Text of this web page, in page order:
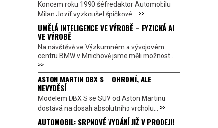
Koncem roku 1990 šéfredaktor Automobilu
Milan Jozíf vyzkoušel špičkové... >>
UMĚLÁ INTELIGENCE VE VÝROBĚ – FYZICKÁ AI
VE VÝROBĚ
Na návštěvě ve Výzkumném a vývojovém
centru BMW v Mnichově jsme měli možnost...
>>
ASTON MARTIN DBX S – OHROMÍ, ALE
NEVYDĚSÍ
Modelem DBX S se SUV od Aston Martinu
dostává na dosah absolutního vrcholu... >>
AUTOMOBIL: SRPNOVÉ VYDÁNÍ JIŽ V PRODEJI!